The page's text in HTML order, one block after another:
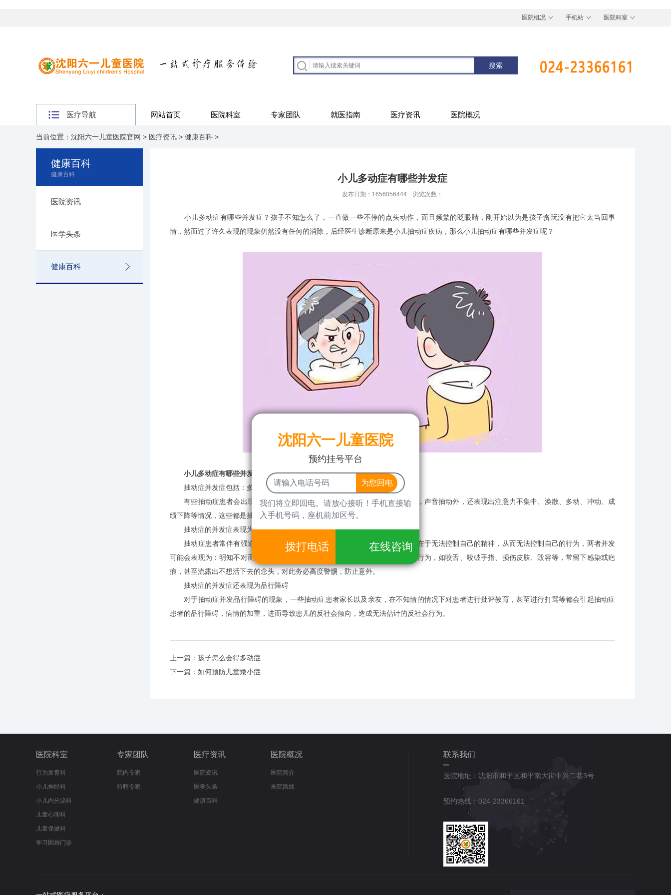
医院概况 手机站 医院科室
医疗导航 网站首页 医院科室 专家团队 就医指南 医疗资讯 医院概况
当前位置： 沈阳六一儿童医院官网 > 医疗资讯 > 健康百科 >
健康百科
健康百科
医院资讯
医学头条
健康百科
小儿多动症有哪些并发症
发布日期：1656056444 浏览次数：
小儿多动症有哪些并发症？孩子不知怎么了，一直做一些不停的点头动作，而且频繁的眨眼睛，刚开始以为是孩子贪玩没有把它太当回事
情，然而过了许久表现的现象仍然没有任何的消除，后经医生诊断原来是小儿抽动症疾病，那么小儿抽动症有哪些并发症呢？
小儿多动症有哪些并发症
抽动症并发症包括：多动症
有些抽动症患者会出现抽动症并伴有多动症，其表现除肢体抽动，面部抽动，声音抽动外，还表现出注意力不集中、涣散、多动、冲动、成
绩下降等情况，这些都是抽动症并伴有多动症的表现。
抽动症的并发症表现为强迫症
抽动症患者常伴有强迫症，抽动症主要表现在身体上的抽动，而强迫症主要在于无法控制自己的精神，从而无法控制自己的行为，两者并发
可能会表现为：明知不对而欲罢不能，始终无法摆脱，有时很痛苦，会出现自残行为，如咬舌、咬破手指、损伤皮肤、毁容等，常留下感染或疤
痕，甚至流露出不想活下去的念头，对此务必高度警惕，防止意外。
抽动症的并发症还表现为品行障碍
对于抽动症并发品行障碍的现象，一些抽动症患者家长以及亲友，在不知情的情况下对患者进行批评教育，甚至进行打骂等都会引起抽动症
患者的品行障碍，病情的加重，进而导致患儿的反社会倾向，造成无法估计的反社会行为。
上一篇： 孩子怎么会得多动症
下一篇： 如何预防儿童矮小症
医院科室
行为发育科
小儿神经科
小儿内分泌科
儿童心理科
儿童保健科
学习困难门诊
专家团队
院内专家
特聘专家
医疗资讯
医院资讯
医学头条
健康百科
医院概况
医院简介
来院路线
联系我们
医院地址：沈阳市和平区和平南大街中兴二巷3号
预约热线：024-23366161
沈阳六一儿童医院
预约挂号平台
我们将立即回电。请放心接听！手机直接输
入手机号码，座机前加区号。
拨打电话 在线咨询